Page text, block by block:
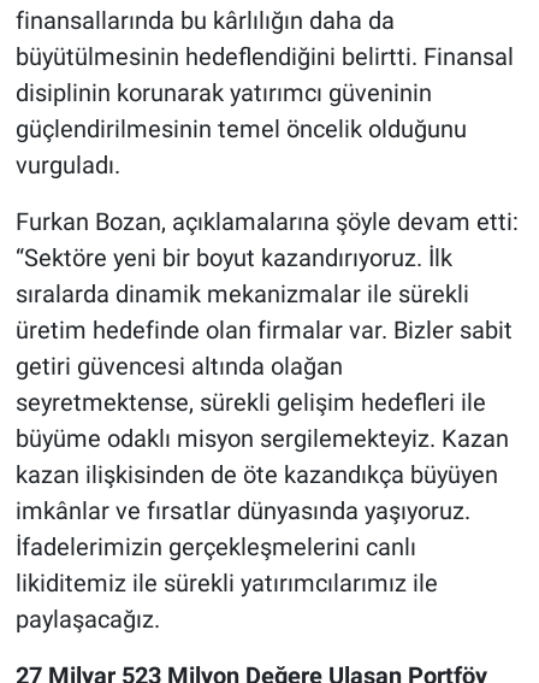
finansallarında bu kârlılığın daha da
büyütülmesinin hedeflendiğini belirtti. Finansal
disiplinin korunarak yatırımcı güveninin
güçlendirilmesinin temel öncelik olduğunu
vurguladı.
Furkan Bozan, açıklamalarına şöyle devam etti:
“Sektöre yeni bir boyut kazandırıyoruz. İlk
sıralarda dinamik mekanizmalar ile sürekli
üretim hedefinde olan firmalar var. Bizler sabit
getiri güvencesi altında olağan
seyretmektense, sürekli gelişim hedefleri ile
büyüme odaklı misyon sergilemekteyiz. Kazan
kazan ilişkisinden de öte kazandıkça büyüyen
imkânlar ve fırsatlar dünyasında yaşıyoruz.
İfadelerimizin gerçekleşmelerini canlı
likiditemiz ile sürekli yatırımcılarımız ile
paylaşacağız.
27 Milyar 523 Milyon Değere Ulaşan Portföy